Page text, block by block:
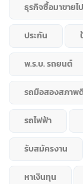
ธุรกิจซื้อมาขายไป
ประกัน
พ.ร.บ. รถยนต์
รถมือสองสภาพ
รถไฟฟ้า
รับสมัครงาน
หาเงินทุน